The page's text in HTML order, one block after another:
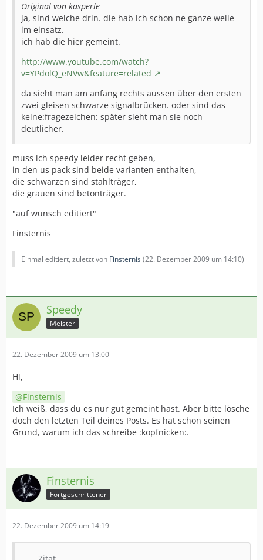
Original von kasperle
ja, sind welche drin. die hab ich schon ne ganze weile
im einsatz.
ich hab die hier gemeint.
http://www.youtube.com/watch?
v=YPdolQ_eNVw&feature=related
da sieht man am anfang rechts aussen über den ersten
zwei gleisen schwarze signalbrücken. oder sind das
keine:fragezeichen: später sieht man sie noch
deutlicher.
muss ich speedy leider recht geben,
in den us pack sind beide varianten enthalten,
die schwarzen sind stahlträger,
die grauen sind betonträger.
"auf wunsch editiert"
Finsternis
Einmal editiert, zuletzt von Finsternis(22. Dezember 2009 um 14:10)
Speedy
Meister
22. Dezember 2009 um 13:00
Hi,
Finsternis
Ich weiß, dass du es nur gut gemeint hast. Aber bitte lösche
doch den letzten Teil deines Posts. Es hat schon seinen
Grund, warum ich das schreibe :kopfnicken:.
Finsternis
Fortgeschrittener
22. Dezember 2009 um 14:19